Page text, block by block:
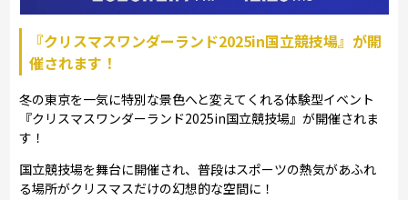
『クリスマスワンダーランド2025in国立競技場』が開
催されます！
冬の東京を一気に特別な景色へと変えてくれる体験型イベント
『クリスマスワンダーランド2025in国立競技場』が開催されま
す！
国立競技場を舞台に開催され、普段はスポーツの熱気があふれ
る場所がクリスマスだけの幻想的な空間に！